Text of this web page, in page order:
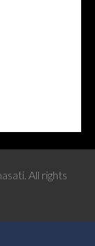
All rights